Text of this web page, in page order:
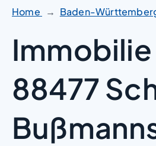
Home Baden-
88477